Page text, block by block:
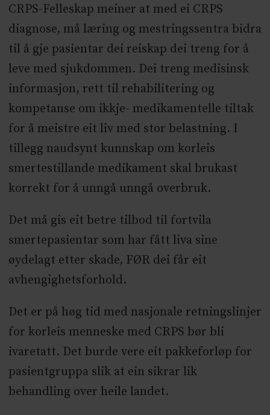
CRPS-Felleskap meiner at med ei CRPS
diagnose, må læring og mestringssentra bidra
til å gje pasientar dei reiskap dei treng for å
leve med sjukdommen. Dei treng medisinsk
informasjon, rett til rehabilitering og
kompetanse om ikkje- medikamentelle tiltak
for å meistre eit liv med stor belastning. I
tillegg naudsynt kunnskap om korleis
smertestillande medikament skal brukast
korrekt for å unngå unngå overbruk.
Det må gis eit betre tilbod til fortvila
smertepasientar som har fått liva sine
øydelagt etter skade, FØR dei får eit
avhengighetsforhold.
Det er på høg tid med nasjonale retningslinjer
for korleis menneske med CRPS bør bli
ivaretatt. Det burde vere eit pakkeforløp for
pasientgruppa slik at ein sikrar lik
behandling over heile landet.